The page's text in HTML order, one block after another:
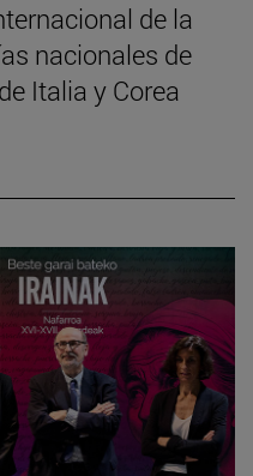
de la
nacionales de
Italia y Corea